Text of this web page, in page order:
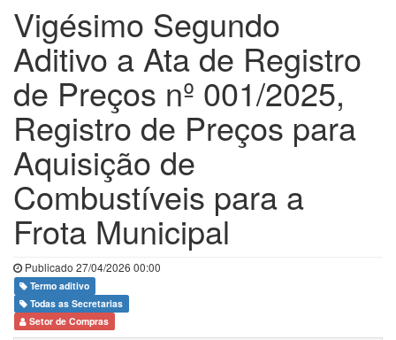
Vigésimo Segundo
Aditivo a Ata de Registro
de Preços nº 001/2025,
Registro de Preços para
Aquisição de
Combustíveis para a
Frota Municipal
Publicado 27/04/2026 00:00
Termo aditivo
Todas as Secretarias
Setor de Compras